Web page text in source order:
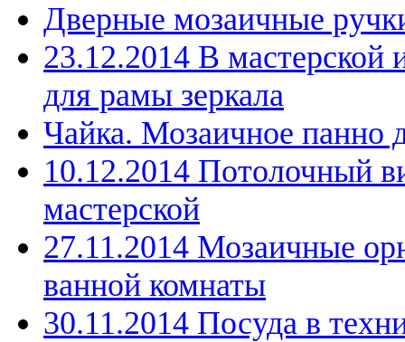
Дверные мозаичные
23.12.2014 В мастерской
для рамы зеркала
Чайка. Мозаичное панно
10.12.2014 Потолочный
мастерской
27.11.2014 Мозаичные
ванной комнаты
30.11.2014 Посуда в